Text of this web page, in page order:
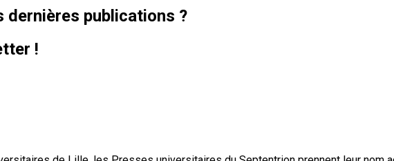
dernières publications ?
!